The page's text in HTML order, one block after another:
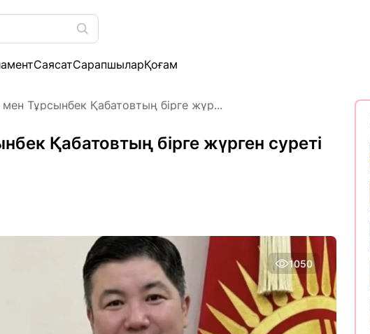
СаясатСарапшыларҚоғам
Тұрсынбек Қабатовтың бірге жүр...
Қабатовтың бірге жүрген суреті
1050